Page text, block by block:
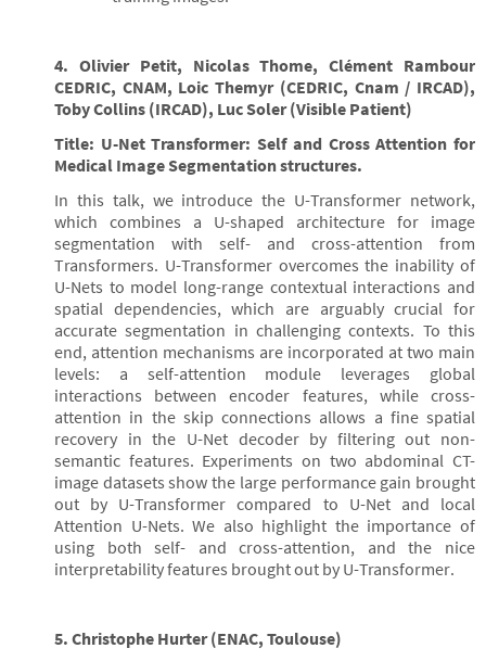
4. Olivier Petit, Nicolas Thome, Clément Rambour
CEDRIC, CNAM, Loic Themyr (CEDRIC, Cnam / IRCAD),
Toby Collins (IRCAD), Luc Soler (Visible Patient)
Title: U-Net Transformer: Self and Cross Attention for
Medical Image Segmentation structures.
In this talk, we introduce the U-Transformer network,
which combines a U-shaped architecture for image
segmentation with self- and cross-attention from
Transformers. U-Transformer overcomes the inability of
U-Nets to model long-range contextual interactions and
spatial dependencies, which are arguably crucial for
accurate segmentation in challenging contexts. To this
end, attention mechanisms are incorporated at two main
levels: a self-attention module leverages global
interactions between encoder features, while cross-
attention in the skip connections allows a fine spatial
recovery in the U-Net decoder by filtering out non-
semantic features. Experiments on two abdominal CT-
image datasets show the large performance gain brought
out by U-Transformer compared to U-Net and local
Attention U-Nets. We also highlight the importance of
using both self- and cross-attention, and the nice
interpretability features brought out by U-Transformer.
5. Christophe Hurter (ENAC, Toulouse)